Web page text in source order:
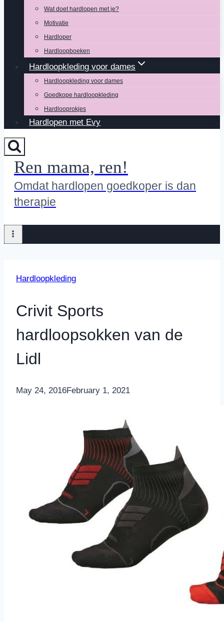
Wat doet hardlopen met je?
Motivatie
Hardloper
Hardloopboeken
Hardloopkleding voor dames
Hardloopkleding voor dames
Goedkope hardloopkleding
Hardlooprokjes
Hardlopen met Evy
Ren mama, ren!
Omdat hardlopen goedkoper is dan
therapie
Hardloopkleding
Crivit Sports
hardloopsokken van de
Lidl
ByNicole
May 24, 2016February 1, 2021